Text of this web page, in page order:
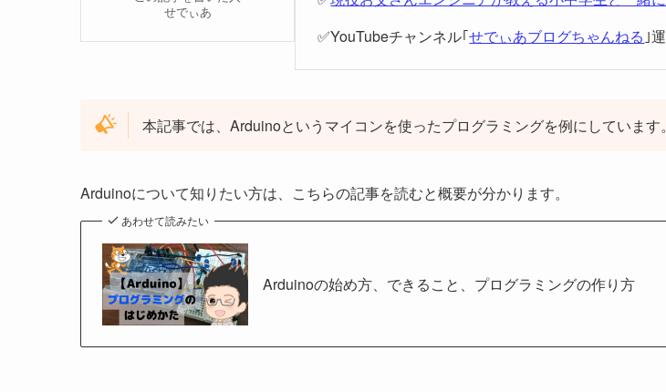
せでぃあ
✅YouTubeチャンネル｢せでぃあブログちゃんねる ｣
本記事では、Arduinoというマイコンを使ったプログラミングを例にしています。
Arduinoについて知りたい方は、こちらの記事を読むと概要が分かります。
あわせて読みたい
Arduinoの始め方、できること、プログラミングの作り方